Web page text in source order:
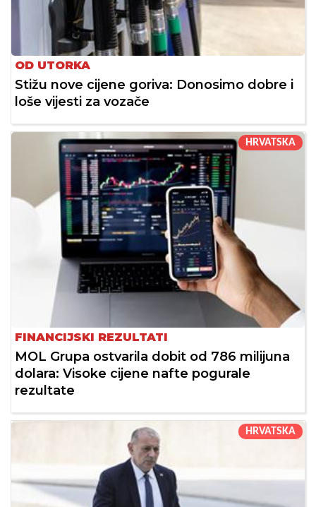
OD UTORKA
Stižu nove cijene goriva: Donosimo dobre i
loše vijesti za vozače
HRVATSKA
FINANCIJSKI REZULTATI
MOL Grupa ostvarila dobit od 786 milijuna
dolara: Visoke cijene nafte pogurale
rezultate
HRVATSKA